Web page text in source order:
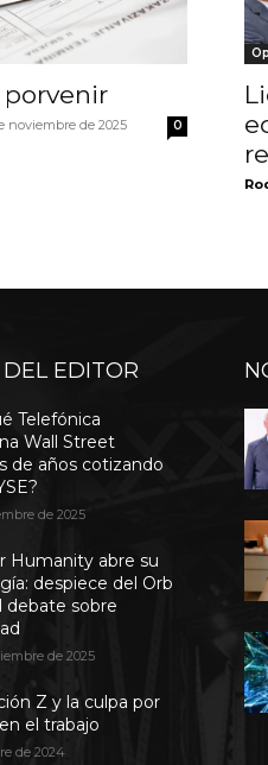
porvenir
noviembre de 2025 0
EDITOR
Telefónica
Wall Street
de años cotizando
de 2025
Humanity abre su
despiece del Orb
debate sobre
de 2025
Z y la culpa por
el trabajo
de 2024